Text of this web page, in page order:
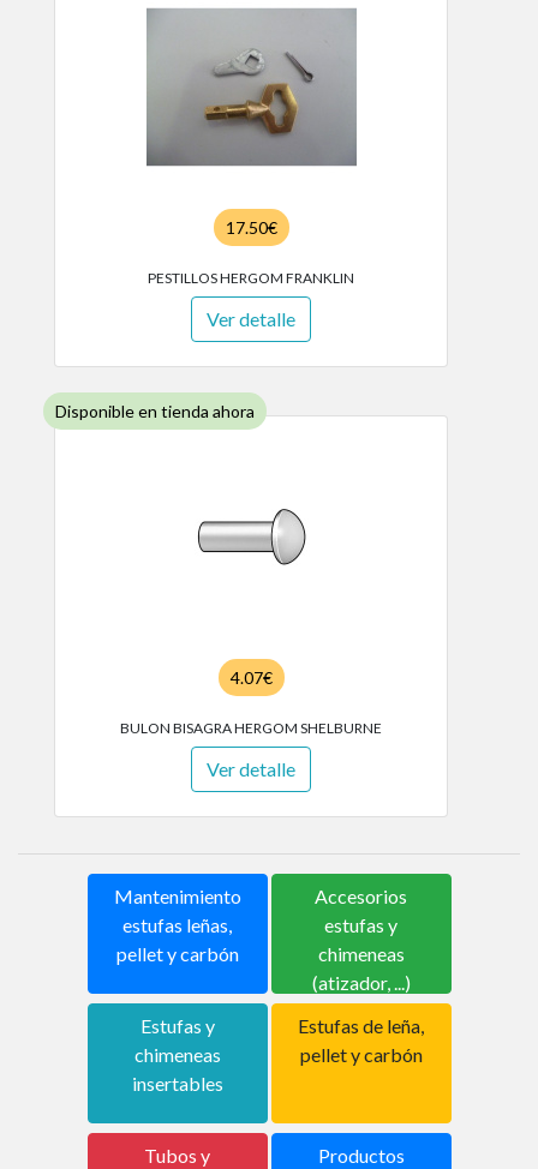
17.50€
PESTILLOS HERGOM FRANKLIN
Ver detalle
Disponible en tienda ahora
4.07€
BULON BISAGRA HERGOM SHELBURNE
Ver detalle
Mantenimiento
estufas leñas,
pellet y carbón
Accesorios
estufas y
chimeneas
(atizador, ...)
Estufas y
chimeneas
insertables
Estufas de leña,
pellet y carbón
Tubos y
Productos